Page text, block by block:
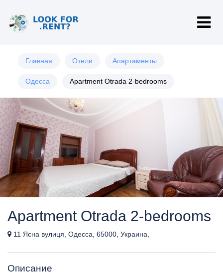
Главная Отели Апартаменты
Одесса Apartment Otrada 2-bedrooms
Apartment Otrada 2-bedrooms
11 Ясна вулиця, Одесса, 65000, Украина,
Описание